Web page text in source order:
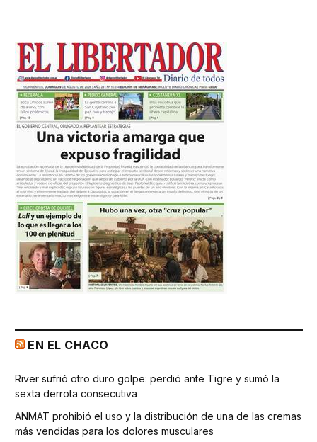
EN EL CHACO
River sufrió otro duro golpe: perdió ante Tigre y sumó la
sexta derrota consecutiva
ANMAT prohibió el uso y la distribución de una de las cremas
más vendidas para los dolores musculares